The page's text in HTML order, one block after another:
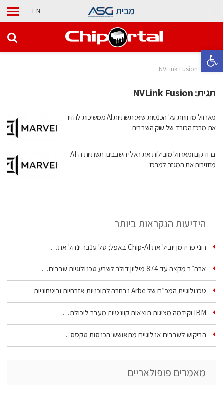
פתח סרגל נגישות
מבית EN
בית NVLink Fusion
תגית:NVLink Fusion
מארוול מדווחת על הכנסות שיא: תשתיות AI ממשיכות להזיז
את מרכז הכובד של שוק השבבים
ברודקום ומארוול מובילות את ראלי השבבים: תשתיות ה־AI
מחזירות את המגזר למרכז
הידיעות הנקראות ביותר
רוני פרידמן יוביל את Chip‑AI באפל; טל ענבר ינהל את…
ארה״ב מקצה עד 874 מיליון דולר לשבע טכנולוגיות שבבים…
טכנולוגיית המכ״ם של Arbe נבחרה לתוכניות אזרחיות וביטחוניות
IBM וקידמה מציגות תוצאות קוונטיות מעבר ליכולת…
הביקוש לשבבים אנלוגיים מתאושש: הכנסות טקסס…
מאמרים פופולאריים